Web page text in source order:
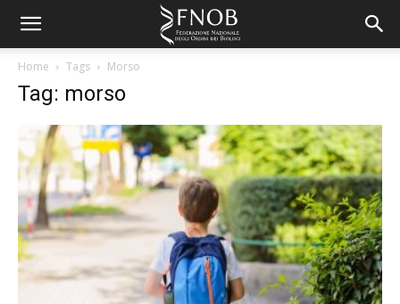
Home Tags Morso
Tag: morso